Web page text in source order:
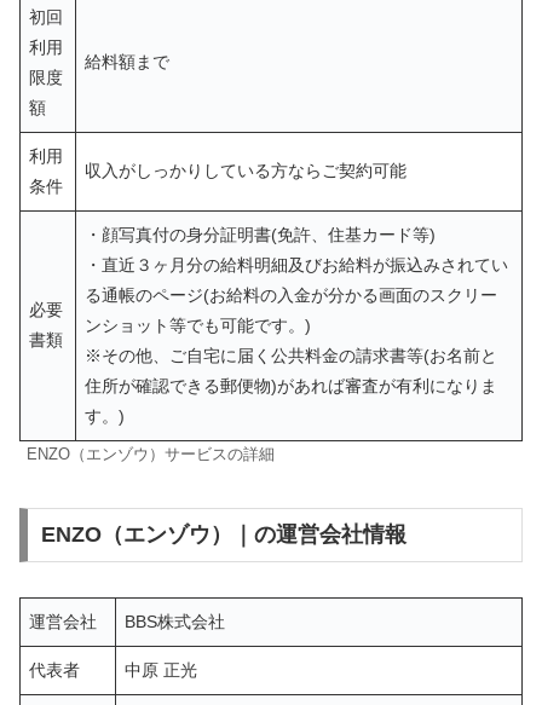
初回
利用
限度
額
給料額まで
利用
条件
収入がしっかりしている方ならご契約可能
必要
書類
・顔写真付の身分証明書(免許、住基カード等)
・直近３ヶ月分の給料明細及びお給料が振込みされてい
る通帳のページ(お給料の入金が分かる画面のスクリー
ンショット等でも可能です。)
※その他、ご自宅に届く公共料金の請求書等(お名前と
住所が確認できる郵便物)があれば審査が有利になりま
す。)
ENZO（エンゾウ）サービスの詳細
ENZO（エンゾウ）｜の運営会社情報
運営会社 BBS株式会社
代表者 中原 正光